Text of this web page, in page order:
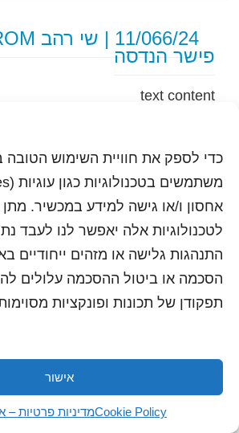
כדי לספק את חוויית השימוש הטובה
אחסון ו/או גישה למידע במכשיר.
לטכנולוגיות אלה יאפשר לנו לעבד
התנהגות גלישה או מזהים ייחודיים
הסכמה או ביטול ההסכמה עלולים
תפקודן של תכונות ופונקציות
אישור
Cookie Policyמדיניות פרטיות
פישר הנדסה
text content
כל הזכויות
"היוצרים"